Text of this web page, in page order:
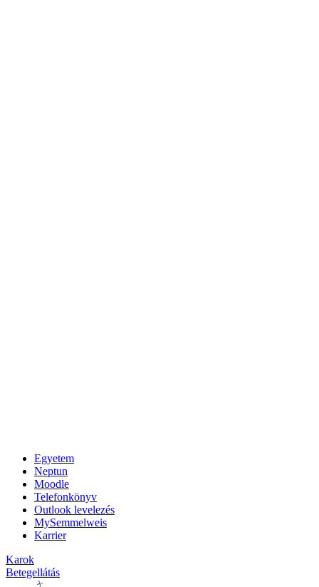
Egyetem
Neptun
Moodle
Telefonkönyv
Outlook levelezés
MySemmelweis
Karrier
Karok
Betegellátás